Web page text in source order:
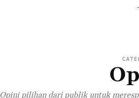
.
Opini pilihan dari publik untuk